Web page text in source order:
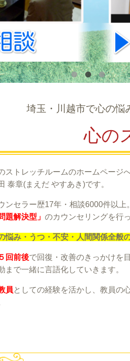
埼玉・川越市で心の悩
心の
ストレッチルームのホームページ
泰章(まえだ やすあき)です。
ンセラー歴17年・相談6000件以
題解決型」 のカウンセリングを行
悩み・うつ・不安・人間関係全般
回前後で回復・改善のきっかけを
まで一緒に言語化していきます。
員 としての経験を活かし、教員の